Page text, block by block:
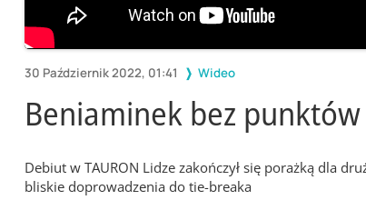
30 Październik 2022, 01:41 Wideo
Beniaminek bez punktów
Debiut w TAURON Lidze zakończył się porażką dla
bliskie doprowadzenia do tie-breaka